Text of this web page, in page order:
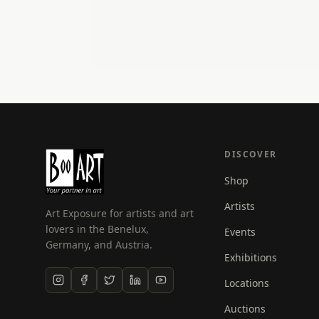
Art Exposure for artists and art
lovers in the Benelux,
Germany, and Austria.
DISCOVER
Shop
Artists
Events
Exhibitions
Locations
Auctions